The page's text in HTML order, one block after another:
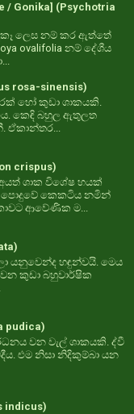
Gonika] (Psychotria
ලෙස නම් කර ඇත්තේ
ovalifolia නම් දේශීය
rosa-sinensis)
හෝ කුඩා ශාකයකි.
කෙඳි බහුල ඇතුලත
ඒකාන්තර...
crispus)
ශාක විශේෂ හයක්
පොදුවේ කෙකටිය නමින්
ආවේණික ම...
යනුවෙන්ද හඳුන්වයි. මෙය
කුඩා බහුවාර්ෂික
pudica)
වන වැල් ශාකයකි. ද්වී
එම නිසා නිදිකුම්බා යන
indicus)